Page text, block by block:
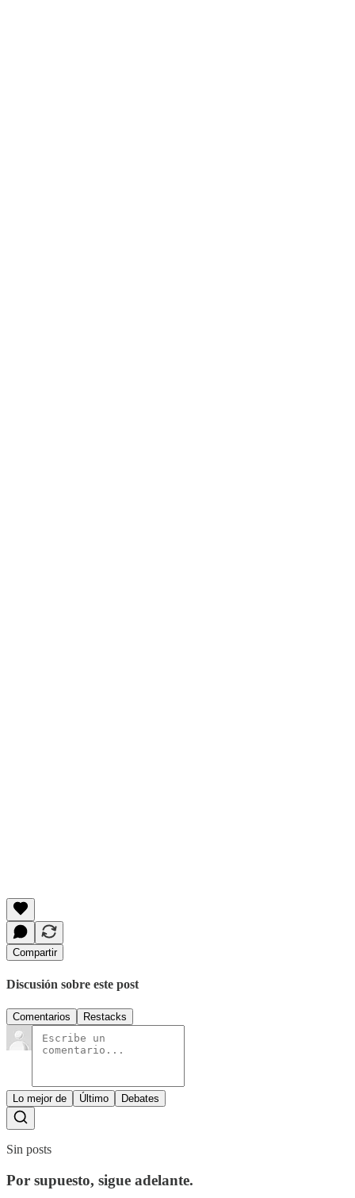
Compartir
Discusión sobre este post
Comentarios Restacks
Lo mejor de Último Debates
Sin posts
Por supuesto, sigue adelante.